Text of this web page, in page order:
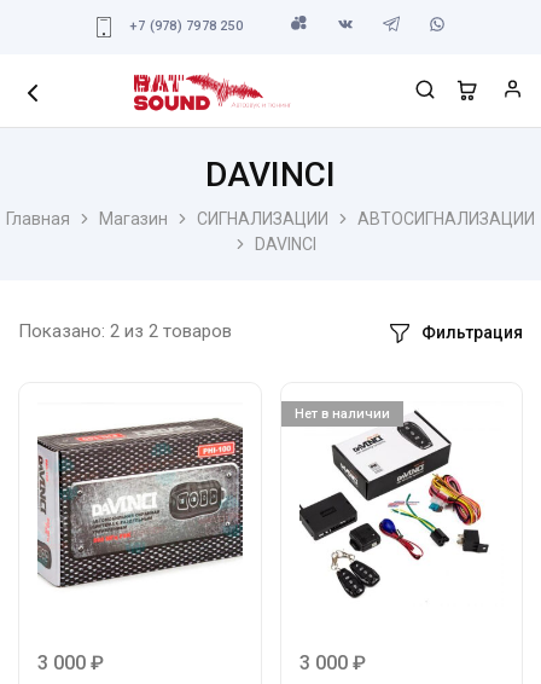
+7 (978) 7978 250
Главная Магазин СИГНАЛИЗАЦИИ
АВТОСИГНАЛИЗАЦИИ
DAVINCI
DAVINCI
Показано: 2 из 2 товаров Фильтрация
3 000 ₽
Нет в наличии
3 000 ₽